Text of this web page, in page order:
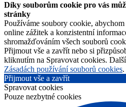
Díky souborům cookie pro vás
stránky
Používáme soubory cookie,
online zážitek a konzistentní
shromažďováním všech souborů
Přijmout vše a zavřít nebo si
kliknutím na Spravovat cookies.
Zásadách používání souborů cookies.
Přijmout vše a zavřít
Spravovat cookies
Pouze nezbytné cookies